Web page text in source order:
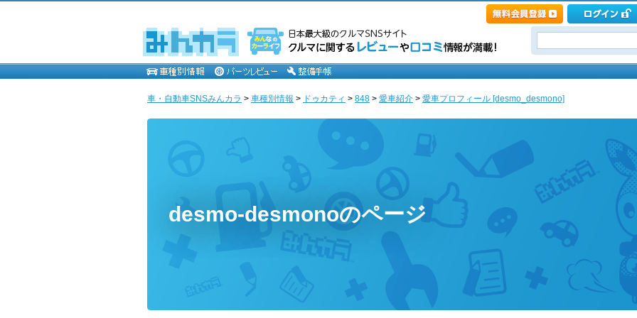
車・自動車SNSみんカラ > 車種別情報 > ドゥカティ > 848 > 愛車紹介 > 愛車プロフィール [desmo_desmono]
desmo-desmonoのページ